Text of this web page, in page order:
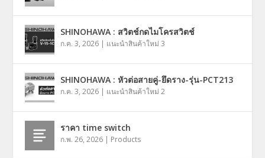
SHINOHAWA : สวิตช์กดไมโครสวิตช์
ก.ค. 3, 2026 | แนะนำสินค้าใหม่ 3
SHINOHAWA : หัวต่อสายคู่-ยึดราง-รุ่น-PCT213
ก.ค. 3, 2026 | แนะนำสินค้าใหม่ 2
ราคา time switch
ก.พ. 26, 2026 | Products